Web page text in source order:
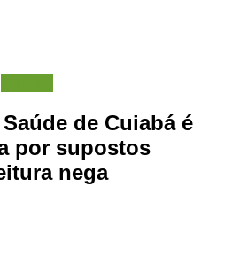
de Cuiabá é
por supostos
nega